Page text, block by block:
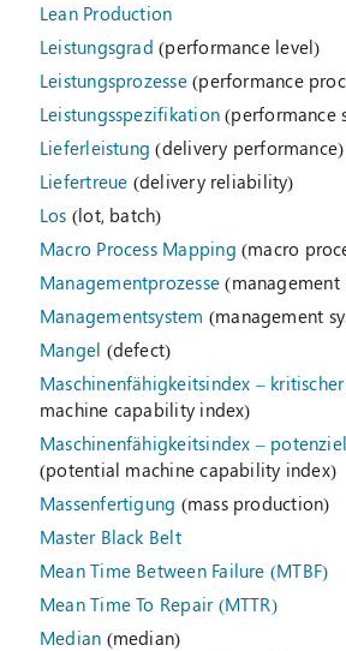
Lean Production
Leistungsgrad (performance level)
Leistungsprozesse(performance
Leistungsspezifikation(performance
Lieferleistung (delivery performance)
Liefertreue (delivery reliability)
Los (lot, batch)
Macro Process Mapping (macro
Managementprozesse (management
Managementsystem (management
Mangel (defect)
Maschinenfähigkeitsindex –
machine capability index)
Maschinenfähigkeitsindex –
(potential machine capability index)
Massenfertigung (mass production)
Master Black Belt
Mean Time Between Failure (MTBF)
Mean Time To Repair (MTTR)
Median (median)